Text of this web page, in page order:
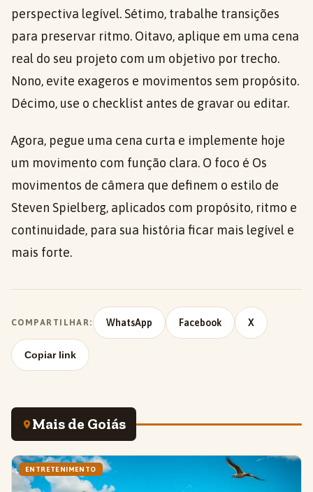
perspectiva legível. Sétimo, trabalhe transições
para preservar ritmo. Oitavo, aplique em uma cena
real do seu projeto com um objetivo por trecho.
Nono, evite exageros e movimentos sem propósito.
Décimo, use o checklist antes de gravar ou editar.
Agora, pegue uma cena curta e implemente hoje
um movimento com função clara. O foco é Os
movimentos de câmera que definem o estilo de
Steven Spielberg, aplicados com propósito, ritmo e
continuidade, para sua história ficar mais legível e
mais forte.
COMPARTILHAR: WhatsApp Facebook X
Copiar link
Mais de Goiás
ENTRETENIMENTO